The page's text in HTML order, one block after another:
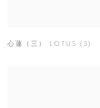
心蓮（三） LOTUS (3)